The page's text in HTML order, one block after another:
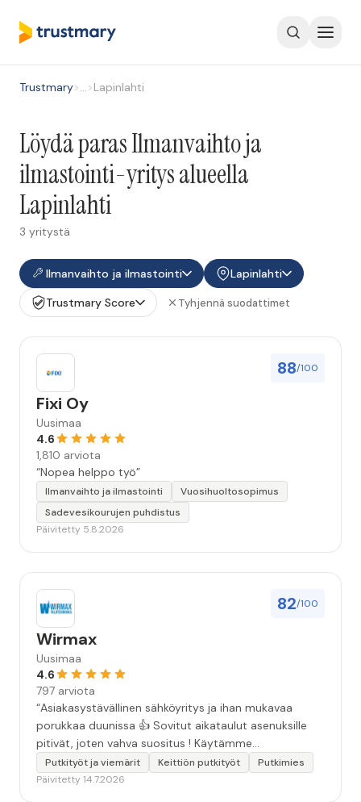
Trustmary>…>Lapinlahti
Löydä paras Ilmanvaihto ja
ilmastointi-yritys alueella
Lapinlahti
3 yritystä
Ilmanvaihto ja ilmastointi
Lapinlahti
Trustmary Score
Tyhjennä suodattimet
88/100
Fixi Oy
Uusimaa
4.6
1,810 arviota
“Nopea helppo työ”
Ilmanvaihto ja ilmastointi
Vuosihuoltosopimus
Sadevesikourujen puhdistus
Päivitetty 5.8.2026
82/100
Wirmax
Uusimaa
4.6
797 arviota
“Asiakasystävällinen sähköyritys ja ihan mukavaa
porukkaa duunissa 👍 Sovitut aikataulut asenuksille
pitivät, joten vahva suositus ! Käytämme
seuraavallakin kerralla!”
Putkityöt ja viemärit Keittiön putkityöt
Putkimies
Päivitetty 14.7.2026